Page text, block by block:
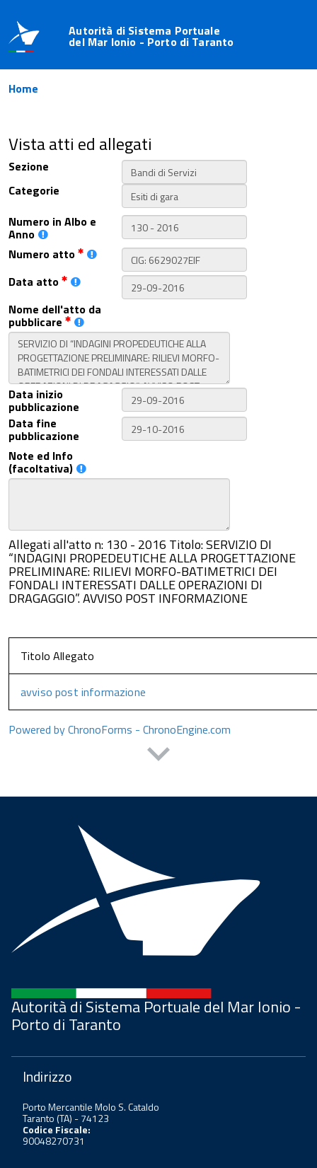
Autorità di Sistema Portuale
del Mar Ionio - Porto di Taranto
Home
Vista atti ed allegati
Sezione
Categorie
Numero in Albo e
Anno
Numero atto
Data atto
Nome dell'atto da
pubblicare
Data inizio
pubblicazione
Data fine
pubblicazione
Note ed Info
(facoltativa)
Allegati all'atto n: 130 - 2016 Titolo: SERVIZIO DI
“INDAGINI PROPEDEUTICHE ALLA PROGETTAZIONE
PRELIMINARE: RILIEVI MORFO-BATIMETRICI DEI
FONDALI INTERESSATI DALLE OPERAZIONI DI
DRAGAGGIO”. AVVISO POST INFORMAZIONE
Titolo Allegato
avviso post informazione
Powered by ChronoForms - ChronoEngine.com
Autorità di Sistema Portuale del Mar Ionio -
Porto di Taranto
Indirizzo
Porto Mercantile Molo S. Cataldo
Taranto (TA) - 74123
Codice Fiscale:
90048270731